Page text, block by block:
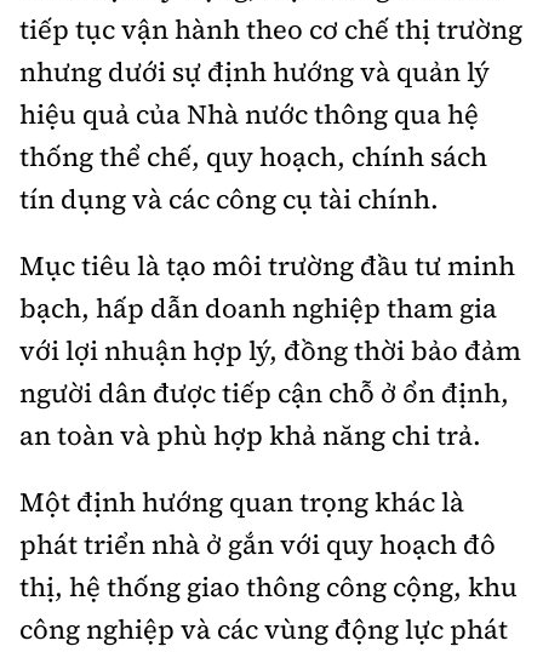
tiếp tục vận hành theo cơ chế thị trường
nhưng dưới sự định hướng và quản lý
hiệu quả của Nhà nước thông qua hệ
thống thể chế, quy hoạch, chính sách
tín dụng và các công cụ tài chính.
Mục tiêu là tạo môi trường đầu tư minh
bạch, hấp dẫn doanh nghiệp tham gia
với lợi nhuận hợp lý, đồng thời bảo đảm
người dân được tiếp cận chỗ ở ổn định,
an toàn và phù hợp khả năng chi trả.
Một định hướng quan trọng khác là
phát triển nhà ở gắn với quy hoạch đô
thị, hệ thống giao thông công cộng, khu
công nghiệp và các vùng động lực phát